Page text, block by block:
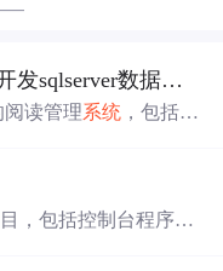
发sqlserver数据库web结构
阅读管理系统 ，包括管
点展示了书籍管理、
，包括控制台程序的